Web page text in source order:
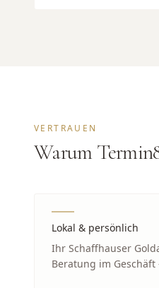
VERTRAUEN
Warum
Lokal & persönlich
Ihr Schaffhauser
Beratung im